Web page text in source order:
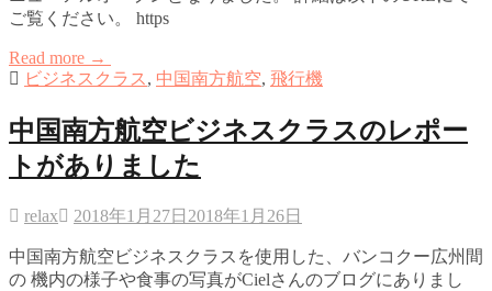
ご覧ください。 https
Read more →
ビジネスクラス, 中国南方航空, 飛行機
中国南方航空ビジネスクラスのレポー
トがありました
relax 2018年1月27日 2018年1月26日
中国南方航空ビジネスクラスを使用した、バンコクー広州間
の 機内の様子や食事の写真がCielさんのブログにありまし